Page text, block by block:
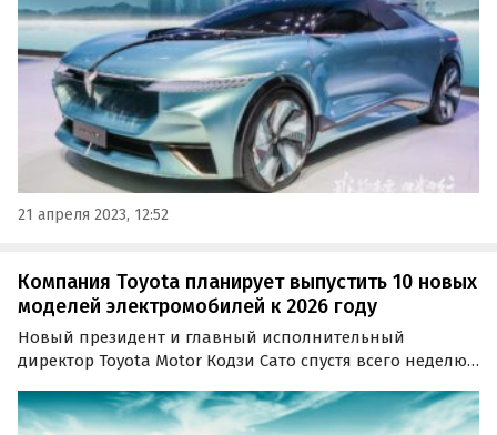
21 апреля 2023, 12:52
Компания Toyota планирует выпустить 10 новых
моделей электромобилей к 2026 году
Новый президент и главный исполнительный
директор Toyota Motor Кодзи Сато спустя всего неделю
первой публичной речью, рассказав, в том числе, о